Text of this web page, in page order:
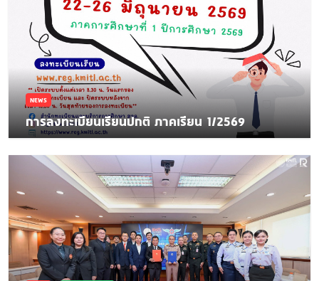
NEWS
การลงทะเบียนเรียนปกติ ภาคเรียน 1/2569